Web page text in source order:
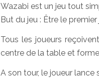
Wazabi est un jeu tout
But du jeu : Être le
Tous les joueurs
centre de la table et
A son tour, le joueur lance